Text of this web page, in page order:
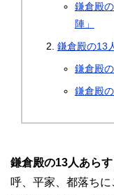
鎌倉殿
陣」
鎌倉殿の13
鎌倉殿
鎌倉殿
鎌倉殿の13人あら
呼、平家、都落ち